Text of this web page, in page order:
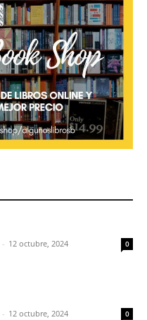
- 12 octubre, 2024 0
- 12 octubre, 2024 0